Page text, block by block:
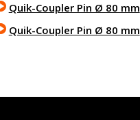
Quik-Coupler Pin Ø 80 mm
Quik-Coupler Pin Ø 80 mm